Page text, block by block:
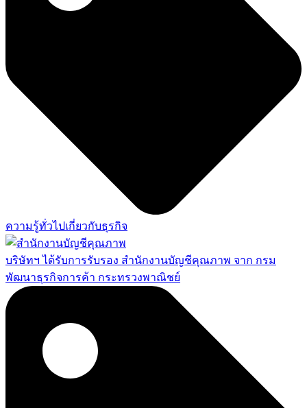
ความรู้ทั่วไปเกี่ยวกับธุรกิจ
บริษัทฯ ได้รับการรับรอง สำนักงานบัญชีคุณภาพ จาก กรม
พัฒนาธุรกิจการค้า กระทรวงพาณิชย์